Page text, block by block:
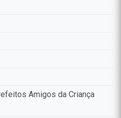
Amigos da Criança